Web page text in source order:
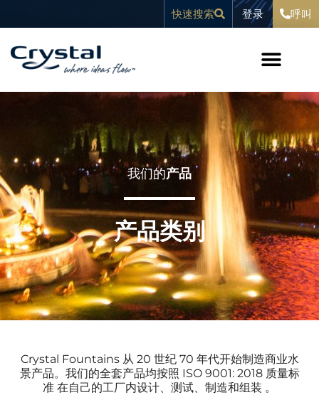
快速搜索 登录 呼叫
我们的产品
产品类别
Crystal Fountains 从 20 世纪 70 年代开始制造商业水
景产品。我们的全套产品均按照 ISO 9001: 2018质量标
准 在自己的工厂内设计、测试、制造和组装 。